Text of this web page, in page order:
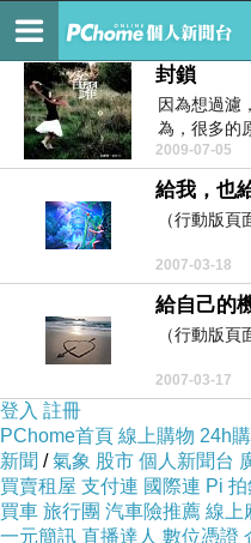
葬夢藏靈心※即將沉沒
封鎖
因為想過濾
為，很多的
濾這裡的一
2009-07-05
給我，也
（行動版頁
2007-03-18
給自己的
（行動版頁
2007-03-17
登入 註冊
PChome首頁 線上購物 24h
新聞 /氣象 股市 個人新聞台
買賣租屋 支付連 國際連 Pi
買車 旅行團 汽車險推薦 線上
一元簡訊 直播達人 數位憑證